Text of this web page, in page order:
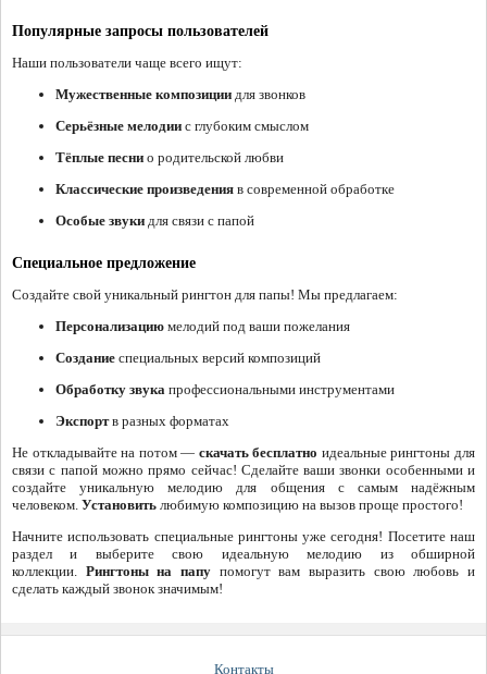
Популярные запросы пользователей
Наши пользователи чаще всего ищут:
Мужественные композиции для звонков
Серьёзные мелодии с глубоким смыслом
Тёплые песни о родительской любви
Классические произведения в современной обработке
Особые звуки для связи с папой
Специальное предложение
Создайте свой уникальный рингтон для папы! Мы предлагаем:
Персонализацию мелодий под ваши пожелания
Создание специальных версий композиций
Обработку звука профессиональными инструментами
Экспортв разных форматах
Не откладывайте на потом — скачать бесплатно идеальные рингтоны для
связи с папой можно прямо сейчас! Сделайте ваши звонки особенными и
создайте уникальную мелодию для общения с самым надёжным
человеком. Установить любимую композицию на вызов проще простого!
Начните использовать специальные рингтоны уже сегодня! Посетите наш
раздел и выберите свою идеальную мелодию из обширной
коллекции. Рингтоны на папу помогут вам выразить свою любовь и
сделать каждый звонок значимым!
Контакты